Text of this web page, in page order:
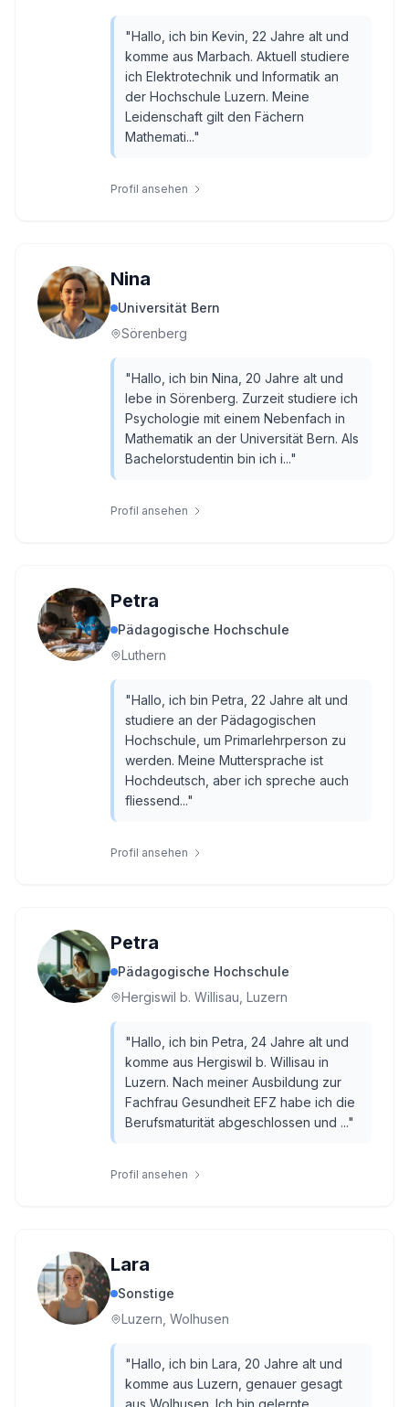
"Hallo, ich bin Kevin, 22 Jahre alt und
komme aus Marbach. Aktuell studiere
ich Elektrotechnik und Informatik an
der Hochschule Luzern. Meine
Leidenschaft gilt den Fächern
Mathemati..."
Profil ansehen
Nina
Universität Bern
Sörenberg
"Hallo, ich bin Nina, 20 Jahre alt und
lebe in Sörenberg. Zurzeit studiere ich
Psychologie mit einem Nebenfach in
Mathematik an der Universität Bern. Als
Bachelorstudentin bin ich i..."
Profil ansehen
Petra
Pädagogische Hochschule
Luthern
"Hallo, ich bin Petra, 22 Jahre alt und
studiere an der Pädagogischen
Hochschule, um Primarlehrperson zu
werden. Meine Muttersprache ist
Hochdeutsch, aber ich spreche auch
fliessend..."
Profil ansehen
Petra
Pädagogische Hochschule
Hergiswil b. Willisau, Luzern
"Hallo, ich bin Petra, 24 Jahre alt und
komme aus Hergiswil b. Willisau in
Luzern. Nach meiner Ausbildung zur
Fachfrau Gesundheit EFZ habe ich die
Berufsmaturität abgeschlossen und ..."
Profil ansehen
Lara
Sonstige
Luzern, Wolhusen
"Hallo, ich bin Lara, 20 Jahre alt und
komme aus Luzern, genauer gesagt
aus Wolhusen. Ich bin gelernte